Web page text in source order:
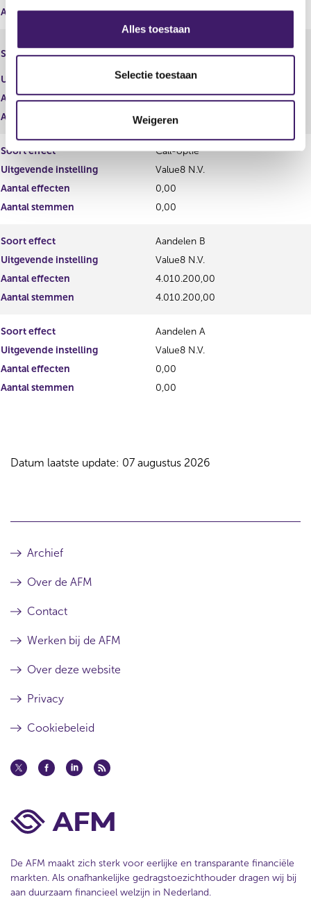
l
i
Alles toestaan
Selectie toestaan
Weigeren
Aantal stemmen
Soort effect
Certificaat cumulatief preferent
aandeel C
Uitgevende instelling
Value8 N.V.
Aantal effecten
Aantal stemmen
Soort effect
Call-optie
Uitgevende instelling
Value8 N.V.
Aantal effecten
0,00
Aantal stemmen
0,00
Soort effect
Aandelen B
Uitgevende instelling
Value8 N.V.
Aantal effecten
4.010.200,00
Aantal stemmen
4.010.200,00
Soort effect
Aandelen A
Uitgevende instelling
Value8 N.V.
Aantal effecten
0,00
Aantal stemmen
0,00
Datum laatste update: 07 augustus 2026
Archief
Over de AFM
Contact
Werken bij de AFM
Over deze website
Privacy
Cookiebeleid
De AFM maakt zich sterk voor eerlijke en transparante financiële
markten. Als onafhankelijke gedragstoezichthouder dragen wij bij
aan duurzaam financieel welzijn in Nederland.